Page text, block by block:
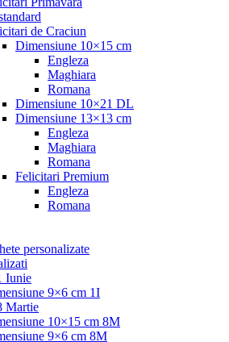
de Craciun
Dimensiune 10×15 cm
Engleza
Maghiara
Romana
Dimensiune 10×21 DL
Dimensiune 13×13 cm
Engleza
Maghiara
Romana
Felicitari Premium
Engleza
Romana
personalizate
Iunie
9×6 cm 1I
Martie
10×15 cm 8M
9×6 cm 8M